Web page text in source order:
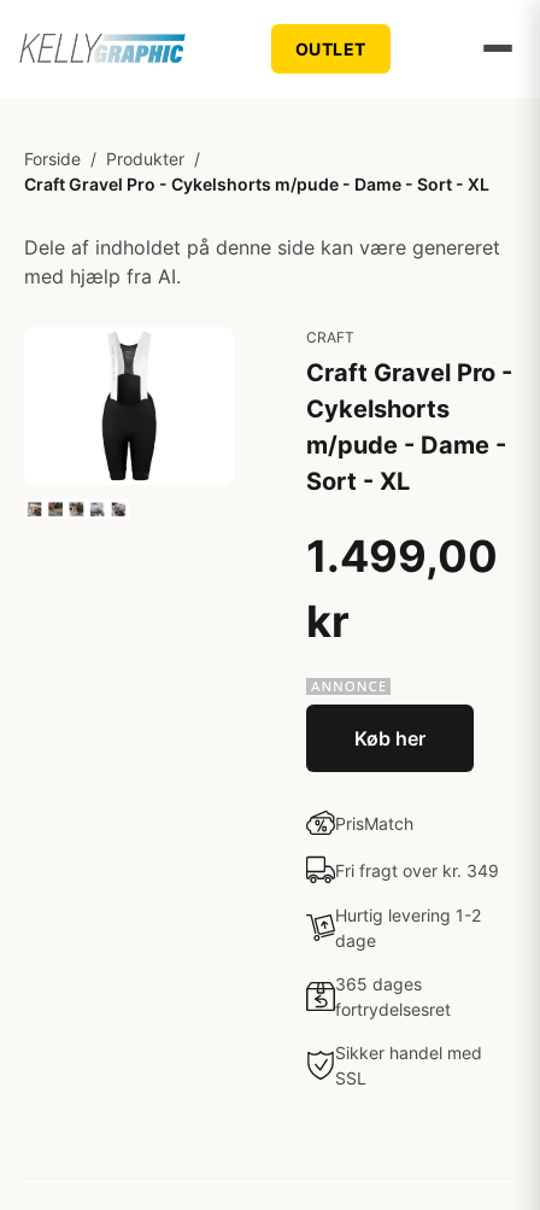
OUTLET
Forside / Produkter /
Craft Gravel Pro - Cykelshorts m/pude - Dame - Sort - XL
Dele af indholdet på denne side kan være genereret
med hjælp fra AI.
CRAFT
Craft Gravel Pro -
Cykelshorts
m/pude - Dame -
Sort - XL
1.499,00
kr
Køb her
PrisMatch
Fri fragt over kr. 349
Hurtig levering 1-2
dage
365 dages
fortrydelsesret
Sikker handel med
SSL